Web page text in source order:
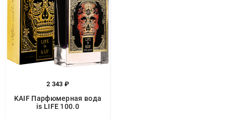
2 343 ₽
KAIF Парфюмерная вода
is LIFE 100.0